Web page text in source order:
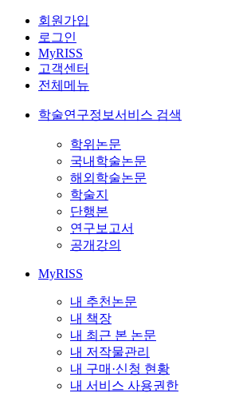
회원가입
로그인
MyRISS
고객센터
전체메뉴
학술연구정보서비스 검색
학위논문
국내학술논문
해외학술논문
학술지
단행본
연구보고서
공개강의
MyRISS
내 추천논문
내 책장
내 최근 본 논문
내 저작물관리
내 구매·신청 현황
내 서비스 사용권한